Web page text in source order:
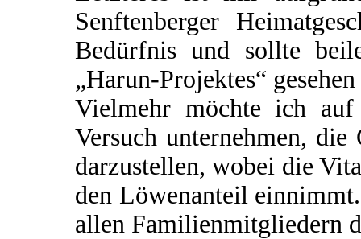
Senftenberger
Bedürfnis und sollte
„Harun-Projektes“
Vielmehr möchte ich
Versuch unternehmen,
darzustellen, wobei die
den Löwenanteil
allen Familienmitgliedern